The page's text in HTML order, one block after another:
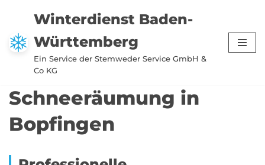
Zum
Inhalt
springen
Winterdienst Baden-
Württemberg
Ein Service der Stemweder Service GmbH &
Co KG
Schneeräumung in
Bopfingen